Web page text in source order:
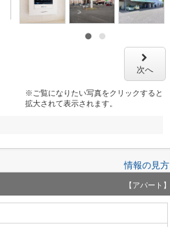
次へ
※ご覧になりたい写真をクリックすると
拡大されて表示されます。
情報の見方
【アパート】